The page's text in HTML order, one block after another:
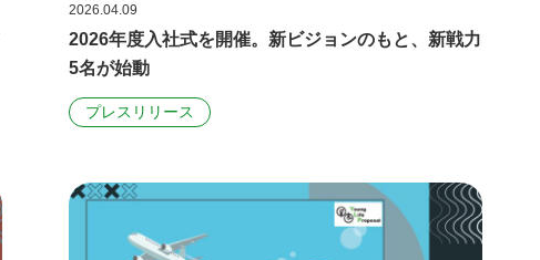
2026.04.09
2026年度入社式を開催。新ビジョンのもと、新戦力
5名が始動
プレスリリース